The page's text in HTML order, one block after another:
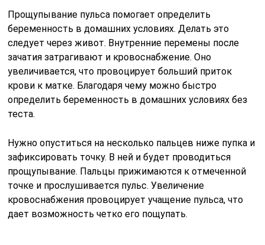
точке и прослушивается пульс. Увеличение
кровоснабжения провоцирует учащение пульса, что
дает возможность четко его пощупать.